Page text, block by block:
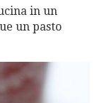
in un
un pasto